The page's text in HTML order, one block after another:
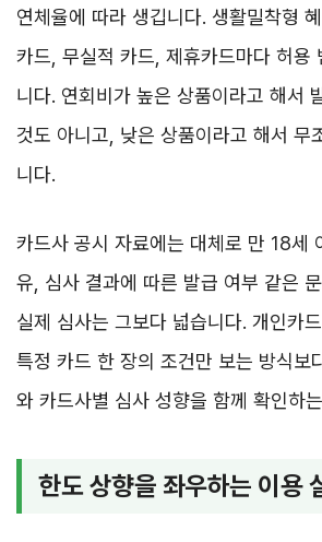
연체율에 따라 생깁니다. 생활밀착형
카드, 무실적 카드, 제휴카드마다 허용
니다. 연회비가 높은 상품이라고 해서
것도 아니고, 낮은 상품이라고 해서 무
니다.
카드사 공시 자료에는 대체로 만 18세
유, 심사 결과에 따른 발급 여부 같은
실제 심사는 그보다 넓습니다. 개인카
특정 카드 한 장의 조건만 보는 방식보
와 카드사별 심사 성향을 함께 확인하
한도 상향을 좌우하는 이용